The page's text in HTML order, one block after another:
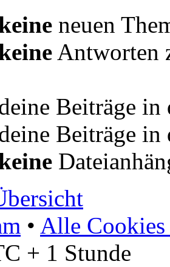
neuen
Antworten
Beiträge
Beiträge
• Alle Cookies
+ 1 Stunde